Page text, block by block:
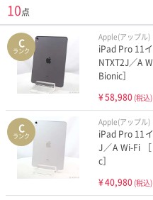
10点
C
ランク
Apple(アップル)
iPad Pro 11
NTXT2J／A
Bionic］
¥58,980 (税込)
C
ランク
Apple(アップル)
iPad Pro 11
J／A Wi-Fi
c］
¥40,980 (税込)